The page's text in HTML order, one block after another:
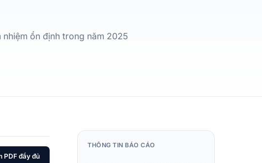
ổn định trong năm 2025
PDF đầy đủ
THÔNG TIN BÁO CÁO